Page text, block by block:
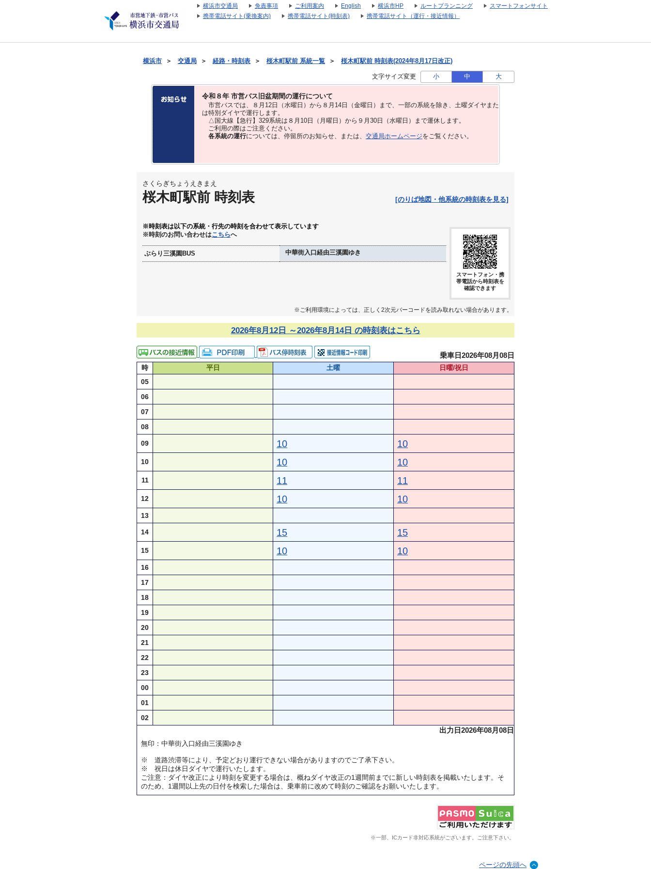
横浜市交通局 免責事項 ご利用案内 English 横浜市HP ルートプランニング
スマートフォンサイト
携帯電話サイト(乗換案内)
携帯電話サイト(時刻表) 携帯電話サイト（運行・接近情報）
横浜市 ＞ 交通局 ＞ 経路・時刻表 ＞ 桜木町駅前 系統一覧 ＞ 桜木町駅前 時刻表(2024年8月17日改正)
文字サイズ変更 小 中 大
令和８年 市営バス旧盆期間の運行について
市営バスでは、８⽉12⽇（水曜日）から８⽉14⽇（金曜日）まで、⼀部の系統を除き、⼟曜ダイヤまた
は特別ダイヤで運⾏します。
△国大線【急行】329系統は８月10日（月曜日）から９月30日（水曜日）まで運休します。
ご利用の際はご注意ください。
各系統の運行については、停留所のお知らせ、または、 交通局ホームページをご覧ください。
さくらぎちょうえきまえ
桜木町駅前 時刻表 [のりば地図・他系統の時刻表を見る]
※時刻表は以下の系統・行先の時刻を合わせて表示しています
※時刻のお問い合わせはこちらへ
ぶらり三溪園BUS 中華街入口経由三溪園ゆき
スマートフォン・携
帯電話から時刻表を
確認できます
※ご利用環境によっては、正しく2次元バーコードを読み取れない場合があります。
2026年8月12日 ～2026年8月14日 の時刻表はこちら
乗車日2026年08月08日
時 平日 土曜
日曜/祝日
05
06
07
08
09 10 10
10 10 10
11 11 11
12 10 10
13
14 15 15
15 10 10
16
17
18
19
20
21
22
23
00
01
02
出力日2026年08月08日
無印：中華街入口経由三溪園ゆき
※ 道路渋滞等により、予定どおり運行できない場合がありますのでご了承下さい。
※ 祝日は休日ダイヤで運行いたします。
ご注意：ダイヤ改正により時刻を変更する場合は、概ねダイヤ改正の1週間前までに新しい時刻表を掲載いたします。そ
のため、1週間以上先の日付を検索した場合は、乗車前に改めて時刻のご確認をお願いいたします。
※一部、ICカード非対応系統がございます。ご注意下さい。
ページの先頭へ